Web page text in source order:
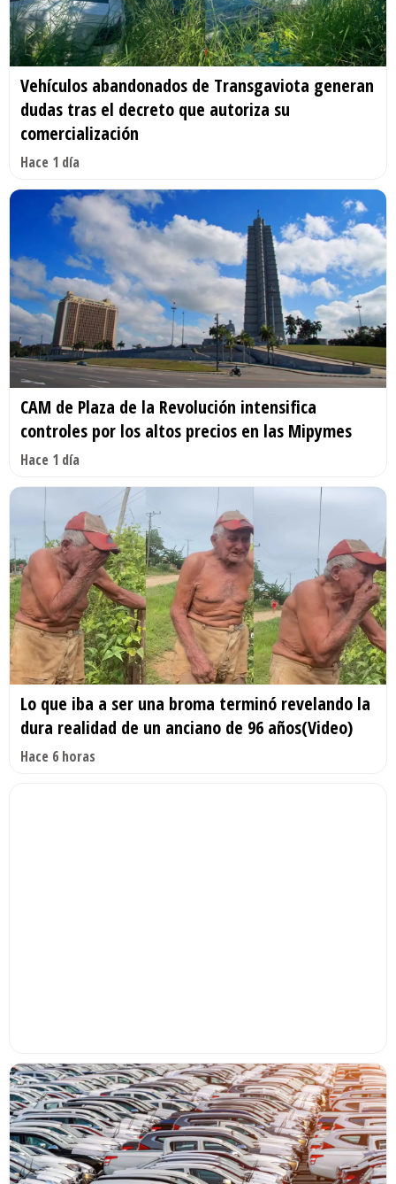
Vehículos abandonados de Transgaviota generan
dudas tras el decreto que autoriza su
comercialización
Hace 1 día
CAM de Plaza de la Revolución intensifica
controles por los altos precios en las Mipymes
Hace 1 día
Lo que iba a ser una broma terminó revelando la
dura realidad de un anciano de 96 años(Video)
Hace 6 horas